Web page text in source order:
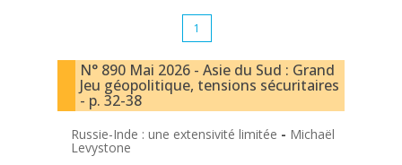
1
N° 890 Mai 2026 - Asie du Sud : Grand
Jeu géopolitique, tensions sécuritaires
- p. 32-38
Russie-Inde : une extensivité limitée - Michaël
Levystone